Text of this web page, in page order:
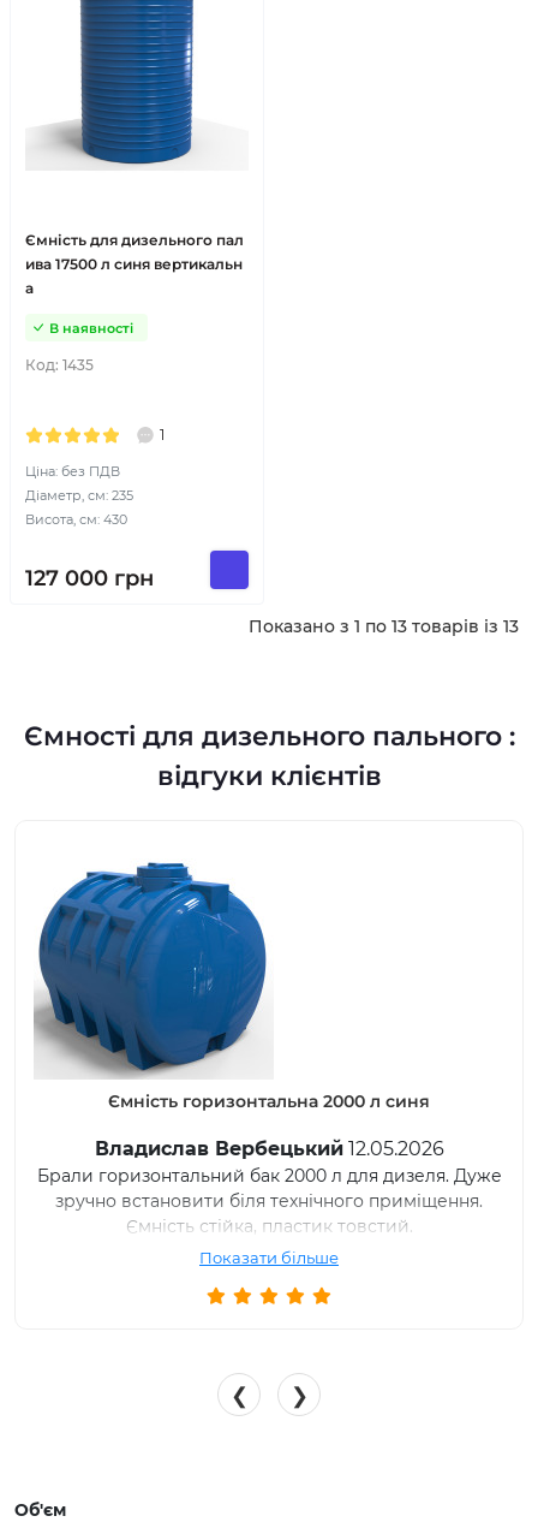
Ємність для дизельного пал
ива 17500 л синя вертикальн
а
Код: 1435
В наявності
1
Ціна: без ПДВ
Діаметр, см: 235
Висота, см: 430
127 000 грн
Показано з 1 по 13 товарів із 13
Ємності для дизельного пального :
відгуки клієнтів
дизеля. Дуже
приміщення.
Ємність вертикальна 5000
Микита В.20.05.2026
Використовуємо бак 5000 л для
Стоїть вже деякий час, проблем
міцний.
❮ ❯
Об'єм